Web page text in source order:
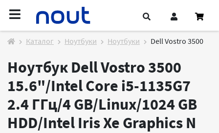
Каталог Ноутбуки Ноутбуки Dell Vostro 3500
Ноутбук Dell Vostro 3500
15.6"/Intel Core i5-1135G7
2.4 ГГц/4 GB/Linux/1024 GB
HDD/Intel Iris Xe Graphics N